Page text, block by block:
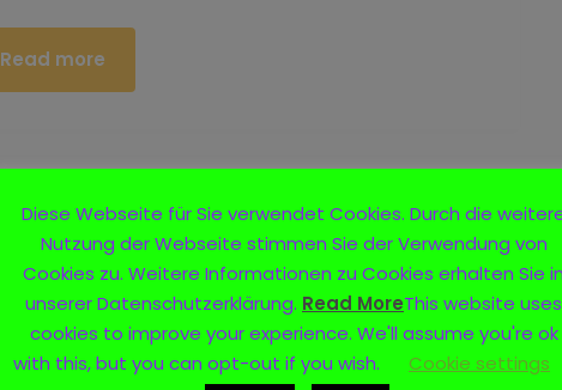
Read more
Diese Webseite für Sie verwendet Cookies. Durch die
Nutzung der Webseite stimmen Sie der Verwendung von
Cookies zu. Weitere Informationen zu Cookies erhalten Sie
unserer Datenschutzerklärung. Read MoreThis website uses
cookies to improve your experience. We'll assume you're ok
with this, but you can opt-out if you wish.
Cookie settings